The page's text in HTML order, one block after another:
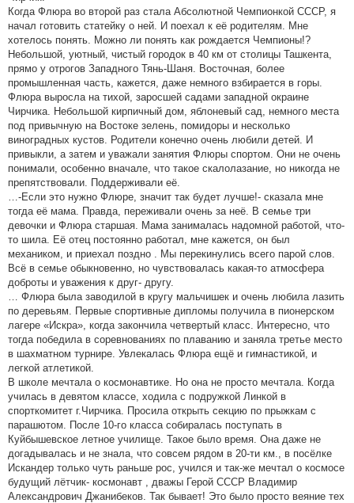
Когда Флюра во второй раз стала Абсолютной Чемпионкой СССР, я
начал готовить статейку о ней. И поехал к её родителям. Мне
хотелось понять. Можно ли понять как рождается Чемпионы!?
Небольшой, уютный, чистый городок в 40 км от столицы Ташкента,
прямо у отрогов Западного Тянь-Шаня. Восточная, более
промышленная часть, кажется, даже немного взбирается в горы.
Флюра выросла на тихой, заросшей садами западной окраине
Чирчика. Небольшой кирпичный дом, яблоневый сад, немного места
под привычную на Востоке зелень, помидоры и несколько
виноградных кустов. Родители конечно очень любили детей. И
привыкли, а затем и уважали занятия Флюры спортом. Они не очень
понимали, особенно вначале, что такое скалолазание, но никогда не
препятствовали. Поддерживали её.
…-Если это нужно Флюре, значит так будет лучше!- сказала мне
тогда её мама. Правда, переживали очень за неё. В семье три
девочки и Флюра старшая. Мама занималась надомной работой, что-
то шила. Её отец постоянно работал, мне кажется, он был
механиком, и приехал поздно . Мы перекинулись всего парой слов.
Всё в семье обыкновенно, но чувствовалась какая-то атмосфера
доброты и уважения к друг- другу.
… Флюра была заводилой в кругу мальчишек и очень любила лазить
по деревьям. Первые спортивные дипломы получила в пионерском
лагере «Искра», когда закончила четвертый класс. Интересно, что
тогда победила в соревнованиях по плаванию и заняла третье место
в шахматном турнире. Увлекалась Флюра ещё и гимнастикой, и
легкой атлетикой.
В школе мечтала о космонавтике. Но она не просто мечтала. Когда
училась в девятом классе, ходила с подружкой Линкой в
спорткомитет г.Чирчика. Просила открыть секцию по прыжкам с
парашютом. После 10-го класса собиралась поступать в
Куйбышевское летное училище. Такое было время. Она даже не
догадывалась и не знала, что совсем рядом в 20-ти км., в посёлке
Искандер только чуть раньше рос, учился и так-же мечтал о космосе
будущий лётчик- космонавт , дважы Герой СССР Владимир
Александрович Джанибеков. Так бывает! Это было просто веяние тех